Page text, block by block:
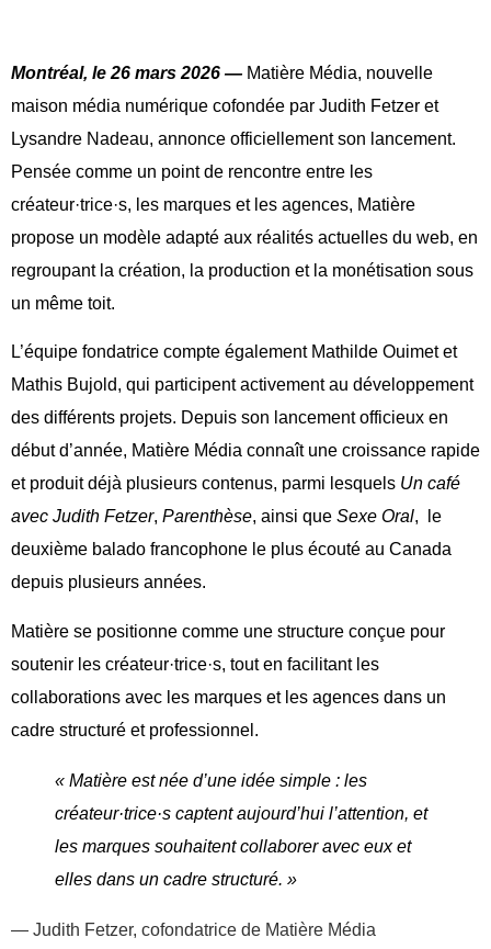
Montréal, le 26 mars 2026 — Matière Média, nouvelle
maison média numérique cofondée par Judith Fetzer et
Lysandre Nadeau, annonce officiellement son lancement.
Pensée comme un point de rencontre entre les
créateur·trice·s, les marques et les agences, Matière
propose un modèle adapté aux réalités actuelles du web, en
regroupant la création, la production et la monétisation sous
un même toit.
L’équipe fondatrice compte également Mathilde Ouimet et
Mathis Bujold, qui participent activement au développement
des différents projets. Depuis son lancement officieux en
début d’année, Matière Média connaît une croissance rapide
et produit déjà plusieurs contenus, parmi lesquels Un café
avec Judith Fetzer, Parenthèse, ainsi que Sexe Oral, le
deuxième balado francophone le plus écouté au Canada
depuis plusieurs années.
Matière se positionne comme une structure conçue pour
soutenir les créateur·trice·s, tout en facilitant les
collaborations avec les marques et les agences dans un
cadre structuré et professionnel.
« Matière est née d’une idée simple : les
créateur·trice·s captent aujourd’hui l’attention, et
les marques souhaitent collaborer avec eux et
elles dans un cadre structuré. »
— Judith Fetzer, cofondatrice de Matière Média